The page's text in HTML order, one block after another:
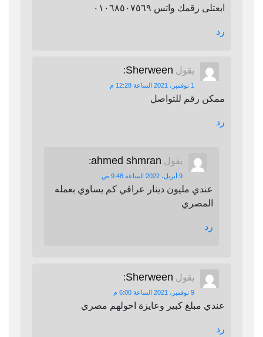
ابعتلى رقمك واتس ٠١٠٦٨٥٠٧٥٦٩
رد
يقول Sherween
:
1 نوفمبر، 2021 الساعة 12:28 م
ممكن رقم للتواصل
رد
يقول ahmed shmran
:
9 أبريل، 2022 الساعة 9:48 ص
عندي مليون دينار عراقي كم يساوي بعمله
المصري
رد
يقول Sherween
:
9 نوفمبر، 2021 الساعة 6:00 م
عندي مبلغ كبير وعايزة احولهم مصري
رد